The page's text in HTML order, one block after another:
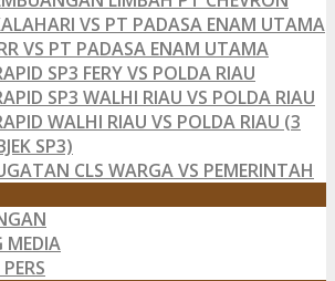
VS PT PADASA ENAM UTAMA
VS PT PADASA ENAM UTAMA
SP3 FERY VS POLDA RIAU
SP3 WALHI RIAU VS POLDA RIAU
WALHI RIAU VS POLDA RIAU (3
SP3)
CLS WARGA VS PEMERINTAH
MEDIA